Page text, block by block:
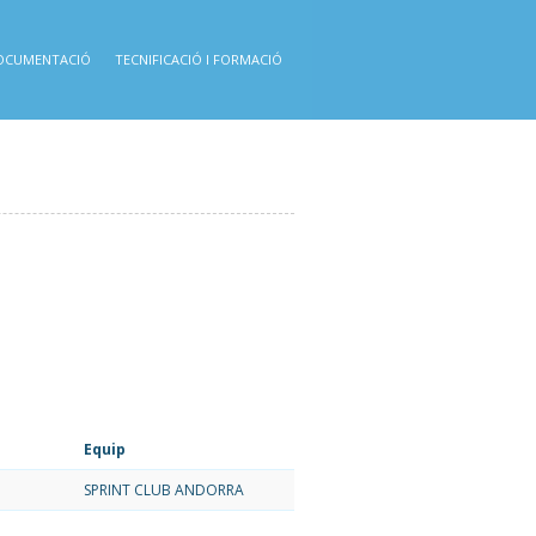
TECNIFICACIÓ I FORMACIÓ
Equip
SPRINT CLUB ANDORRA